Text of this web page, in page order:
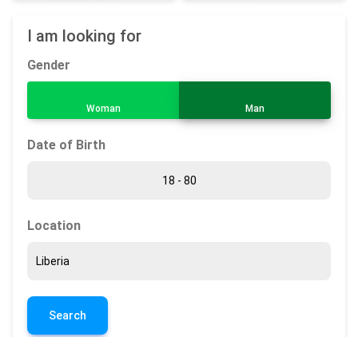
I am looking for
Gender
Woman Man
Date of Birth
Location
Search